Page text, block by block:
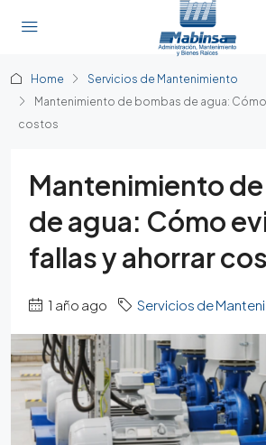
Home
Servicios de Mantenimiento
Mantenimiento de bombas de agua:
costos
Mantenimiento
de agua: Cómo
fallas y ahorrar
1 año ago Servicios de